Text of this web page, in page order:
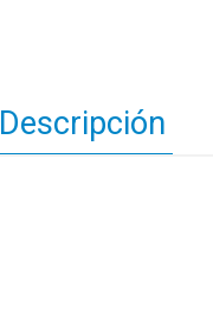
Descripción